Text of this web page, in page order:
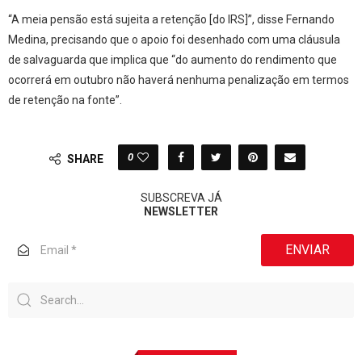
“A meia pensão está sujeita a retenção [do IRS]”, disse Fernando
Medina, precisando que o apoio foi desenhado com uma cláusula
de salvaguarda que implica que “do aumento do rendimento que
ocorrerá em outubro não haverá nenhuma penalização em termos
de retenção na fonte”.
SHARE 0
SUBSCREVA JÁ
NEWSLETTER
ENVIAR